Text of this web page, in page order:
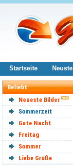
Startseite Neuste
Beliebt
Neueste Bilder
Sommerzeit
Gute Nacht
Freitag
Sommer
Liebe Grüße